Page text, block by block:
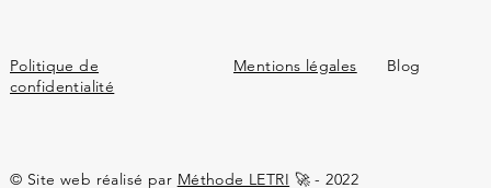
Politique de
confidentialité
Mentions légales Blog
© Site web réalisé par Méthode LETRI 🚀 - 2022